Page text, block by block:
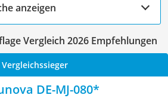
anzeigen
Vergleich 2026 Empfehlungen
Vergleichssieger
DE-MJ-080